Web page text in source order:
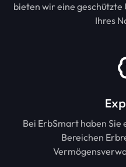
bieten wir eine
Ihres
Bei ErbSmart haben
Bereichen